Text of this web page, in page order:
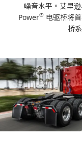
噪音水平。艾里
Power® 电驱桥将
桥